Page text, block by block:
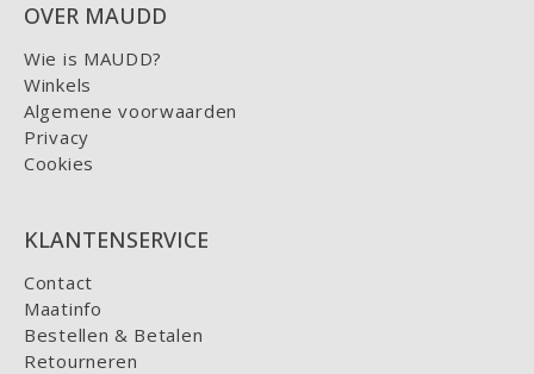
OVER MAUDD
Wie is MAUDD?
Winkels
Algemene voorwaarden
Privacy
Cookies
KLANTENSERVICE
Contact
Maatinfo
Bestellen & Betalen
Retourneren